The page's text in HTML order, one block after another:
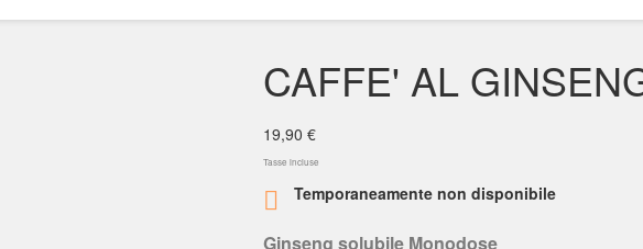
CAFFE' AL
19,90 €
Tasse incluse
 Temporaneamente non disponibile
Ginseng solubile Monodose